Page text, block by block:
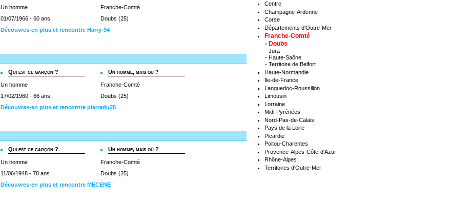
Un homme
01/07/1966 - 60 ans
Franche-Comté
Doubs (25)
Découvres-en plus et rencontre Harry-94
Qui est ce garçon ?
Un homme
17/02/1960 - 66 ans
Un homme, mais où ?
Franche-Comté
Doubs (25)
Découvres-en plus et rencontre pierredu25
Qui est ce garçon ?
Un homme
11/06/1948 - 78 ans
Un homme, mais où ?
Franche-Comté
Doubs (25)
Découvres-en plus et rencontre MECENE
Centre
Champagne-Ardenne
Corse
Départements d'Outre-Mer
Franche-Comté
- Doubs
- Jura
- Haute-Saône
- Territoire de Belfort
Haute-Normandie
Ile-de-France
Languedoc-Roussillon
Limousin
Lorraine
Midi-Pyrénées
Nord-Pas-de-Calais
Pays de la Loire
Picardie
Poitou-Charentes
Provence-Alpes-Côte-d'Azur
Rhône-Alpes
Territoires d'Outre-Mer